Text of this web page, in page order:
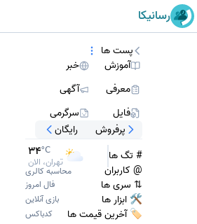
رسانیکا
انگلیسی
پست ها
آموزش
خبر
معرفی
آگهی
فایل
سرگرمی
پرفروش رایگان
# تگ ها 36°C
تهران، امروز @ کاربران محاسبه کالری
⇅ سری ها فال امروز
🛠 ابزار ها بازی آنلاین
🏷️ آخرین قیمت ها
کدباکس